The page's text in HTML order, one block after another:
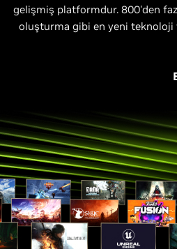
gelişmiş platformdur. 800'den
oluşturma gibi en yeni teknoloji